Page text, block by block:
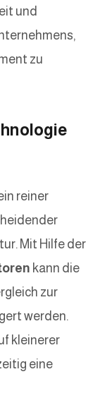
und
zu
reiner
Mit Hilfe der
kann die
zur
werden.
kleinerer
eine